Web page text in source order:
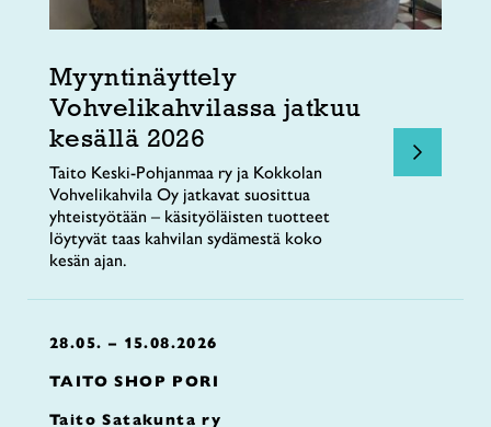
Myyntinäyttely
Vohvelikahvilassa jatkuu
kesällä 2026
Taito Keski-Pohjanmaa ry ja Kokkolan
Vohvelikahvila Oy jatkavat suosittua
yhteistyötään – käsityöläisten tuotteet
löytyvät taas kahvilan sydämestä koko
kesän ajan.
28.05. – 15.08.2026
TAITO SHOP PORI
Taito Satakunta ry